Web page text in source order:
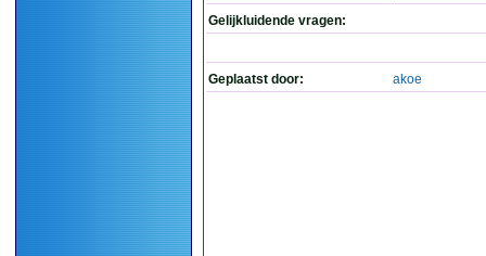
Gelijkluidende vragen:
Geplaatst door: akoe